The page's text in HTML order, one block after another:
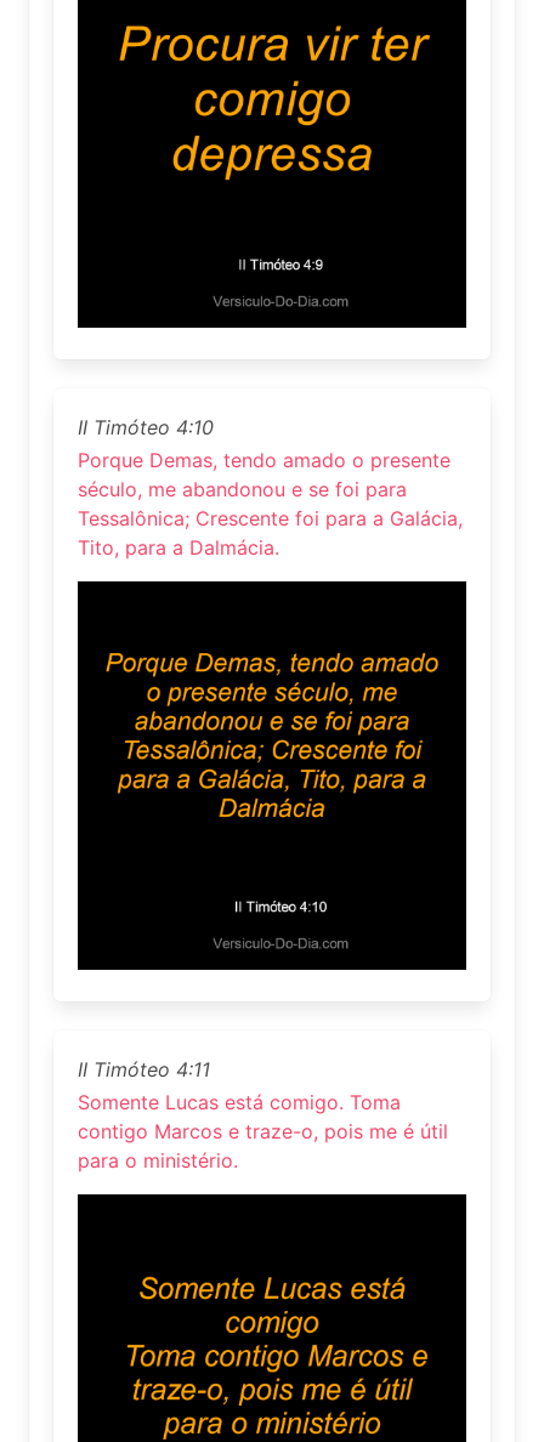
II Timóteo 4:10
Porque Demas, tendo amado o presente
século, me abandonou e se foi para
Tessalônica; Crescente foi para a Galácia,
Tito, para a Dalmácia.
II Timóteo 4:11
Somente Lucas está comigo. Toma
contigo Marcos e traze-o, pois me é útil
para o ministério.